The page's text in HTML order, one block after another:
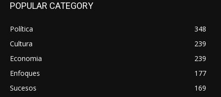
POPULAR CATEGORY
Política
348
Cultura
239
Economia
239
Enfoques
177
Sucesos
169